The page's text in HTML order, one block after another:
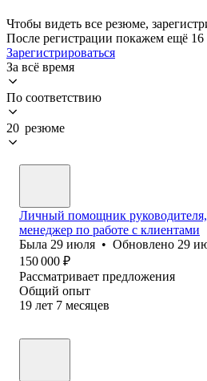
Чтобы видеть все резюме,
После регистрации покажем ещё
Зарегистрироваться
За всё время
По соответствию
20 резюме
Личный помощник
менеджер по работе с клиентами
Была 29 июля • Обновлено 29
150 000 ₽
Рассматривает предложения
Общий опыт
19 лет 7 месяцев